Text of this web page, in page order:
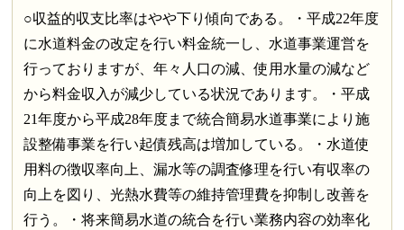
○収益的収支比率はやや下り傾向である。・平成22年度
に水道料金の改定を行い料金統一し、水道事業運営を
行っておりますが、年々人口の減、使用水量の減など
から料金収入が減少している状況であります。・平成
21年度から平成28年度まで統合簡易水道事業により施
設整備事業を行い起債残高は増加している。・水道使
用料の徴収率向上、漏水等の調査修理を行い有収率の
向上を図り、光熱水費等の維持管理費を抑制し改善を
行う。・将来簡易水道の統合を行い業務内容の効率化